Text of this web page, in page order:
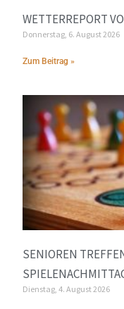
WETTERREPORT
Donnerstag, 6. August 2026
Zum Beitrag »
SENIOREN
Dienstag, 4. August 2026